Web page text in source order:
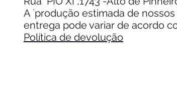
A ´produção estimada de
entrega pode variar de acordo
Política de devolução